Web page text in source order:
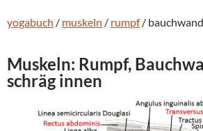
yogabuch / muskeln / rumpf/
Muskeln: Rumpf,
schräg innen